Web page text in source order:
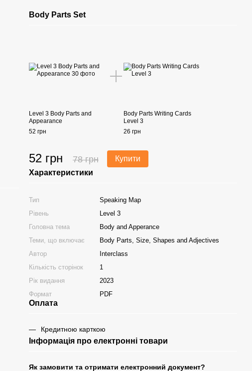
Body Parts Set
Level 3 Body Parts and
Appearance
52 грн
Body Parts Writing Cards
Level 3
26 грн
52 грн 78 грн
Купити
Характеристики
Тип
Speaking Map
Рівень
Level 3
Головна тема
Body and Apperance
Теми, що включає
Body Parts, Size, Shapes and Adjectives
Автор
Interclass
Кількість сторінок
1
Рік видання
2023
Формат
PDF
Оплата
Кредитною карткою
Інформація про електронні товари
Як замовити та отримати електронний документ?